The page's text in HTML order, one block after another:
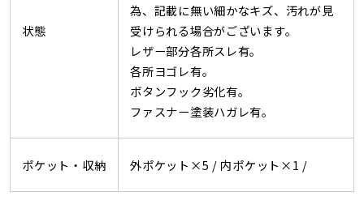
状態
為、記載に無い細かなキズ、汚れが見
受けられる場合がございます。
レザー部分各所スレ有。
各所ヨゴレ有。
ボタンフック劣化有。
ファスナー塗装ハガレ有。
ポケット・収納 外ポケット×5 / 内ポケット×1 /